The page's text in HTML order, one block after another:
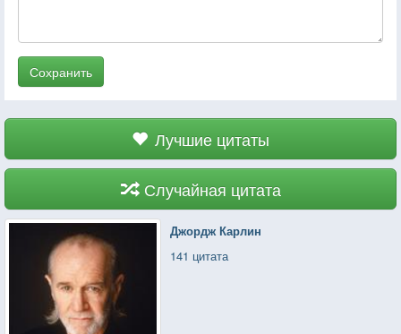
Сохранить
Лучшие цитаты
Случайная цитата
Джордж Карлин
141 цитата